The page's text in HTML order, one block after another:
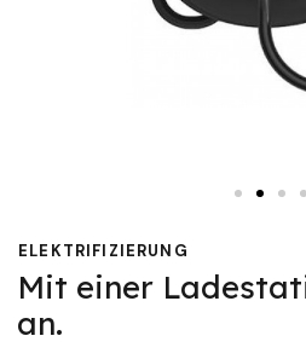
ELEKTRIFIZIERUNG
Mit einer
an.